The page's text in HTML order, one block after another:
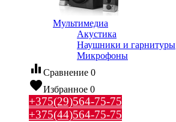
Мультимедиа
Акустика
Наушники и гарнитуры
Микрофоны
equalizer Сравнение 0
favoriteИзбранное 0
+375(29)564-75-75
+375(44)564-75-75